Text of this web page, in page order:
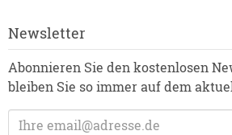
Newsletter
Abonnieren Sie den kostenlosen
bleiben Sie so immer auf dem
E-Mailadresse